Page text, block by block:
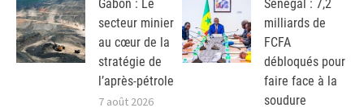
Gabon : Le
secteur minier
au cœur de la
stratégie de
l’après-pétrole
7 août 2026
Sénégal : 7,2
milliards de
FCFA
débloqués pour
faire face à la
soudure